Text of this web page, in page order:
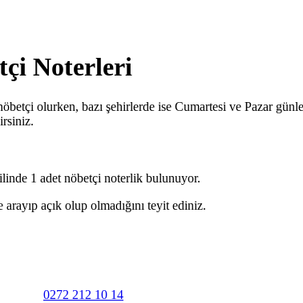
Noterleri
olurken, bazı şehirlerde ise Cumartesi ve Pazar
1 adet nöbetçi noterlik bulunuyor.
açık olup olmadığını teyit ediniz.
0272 212 10 14